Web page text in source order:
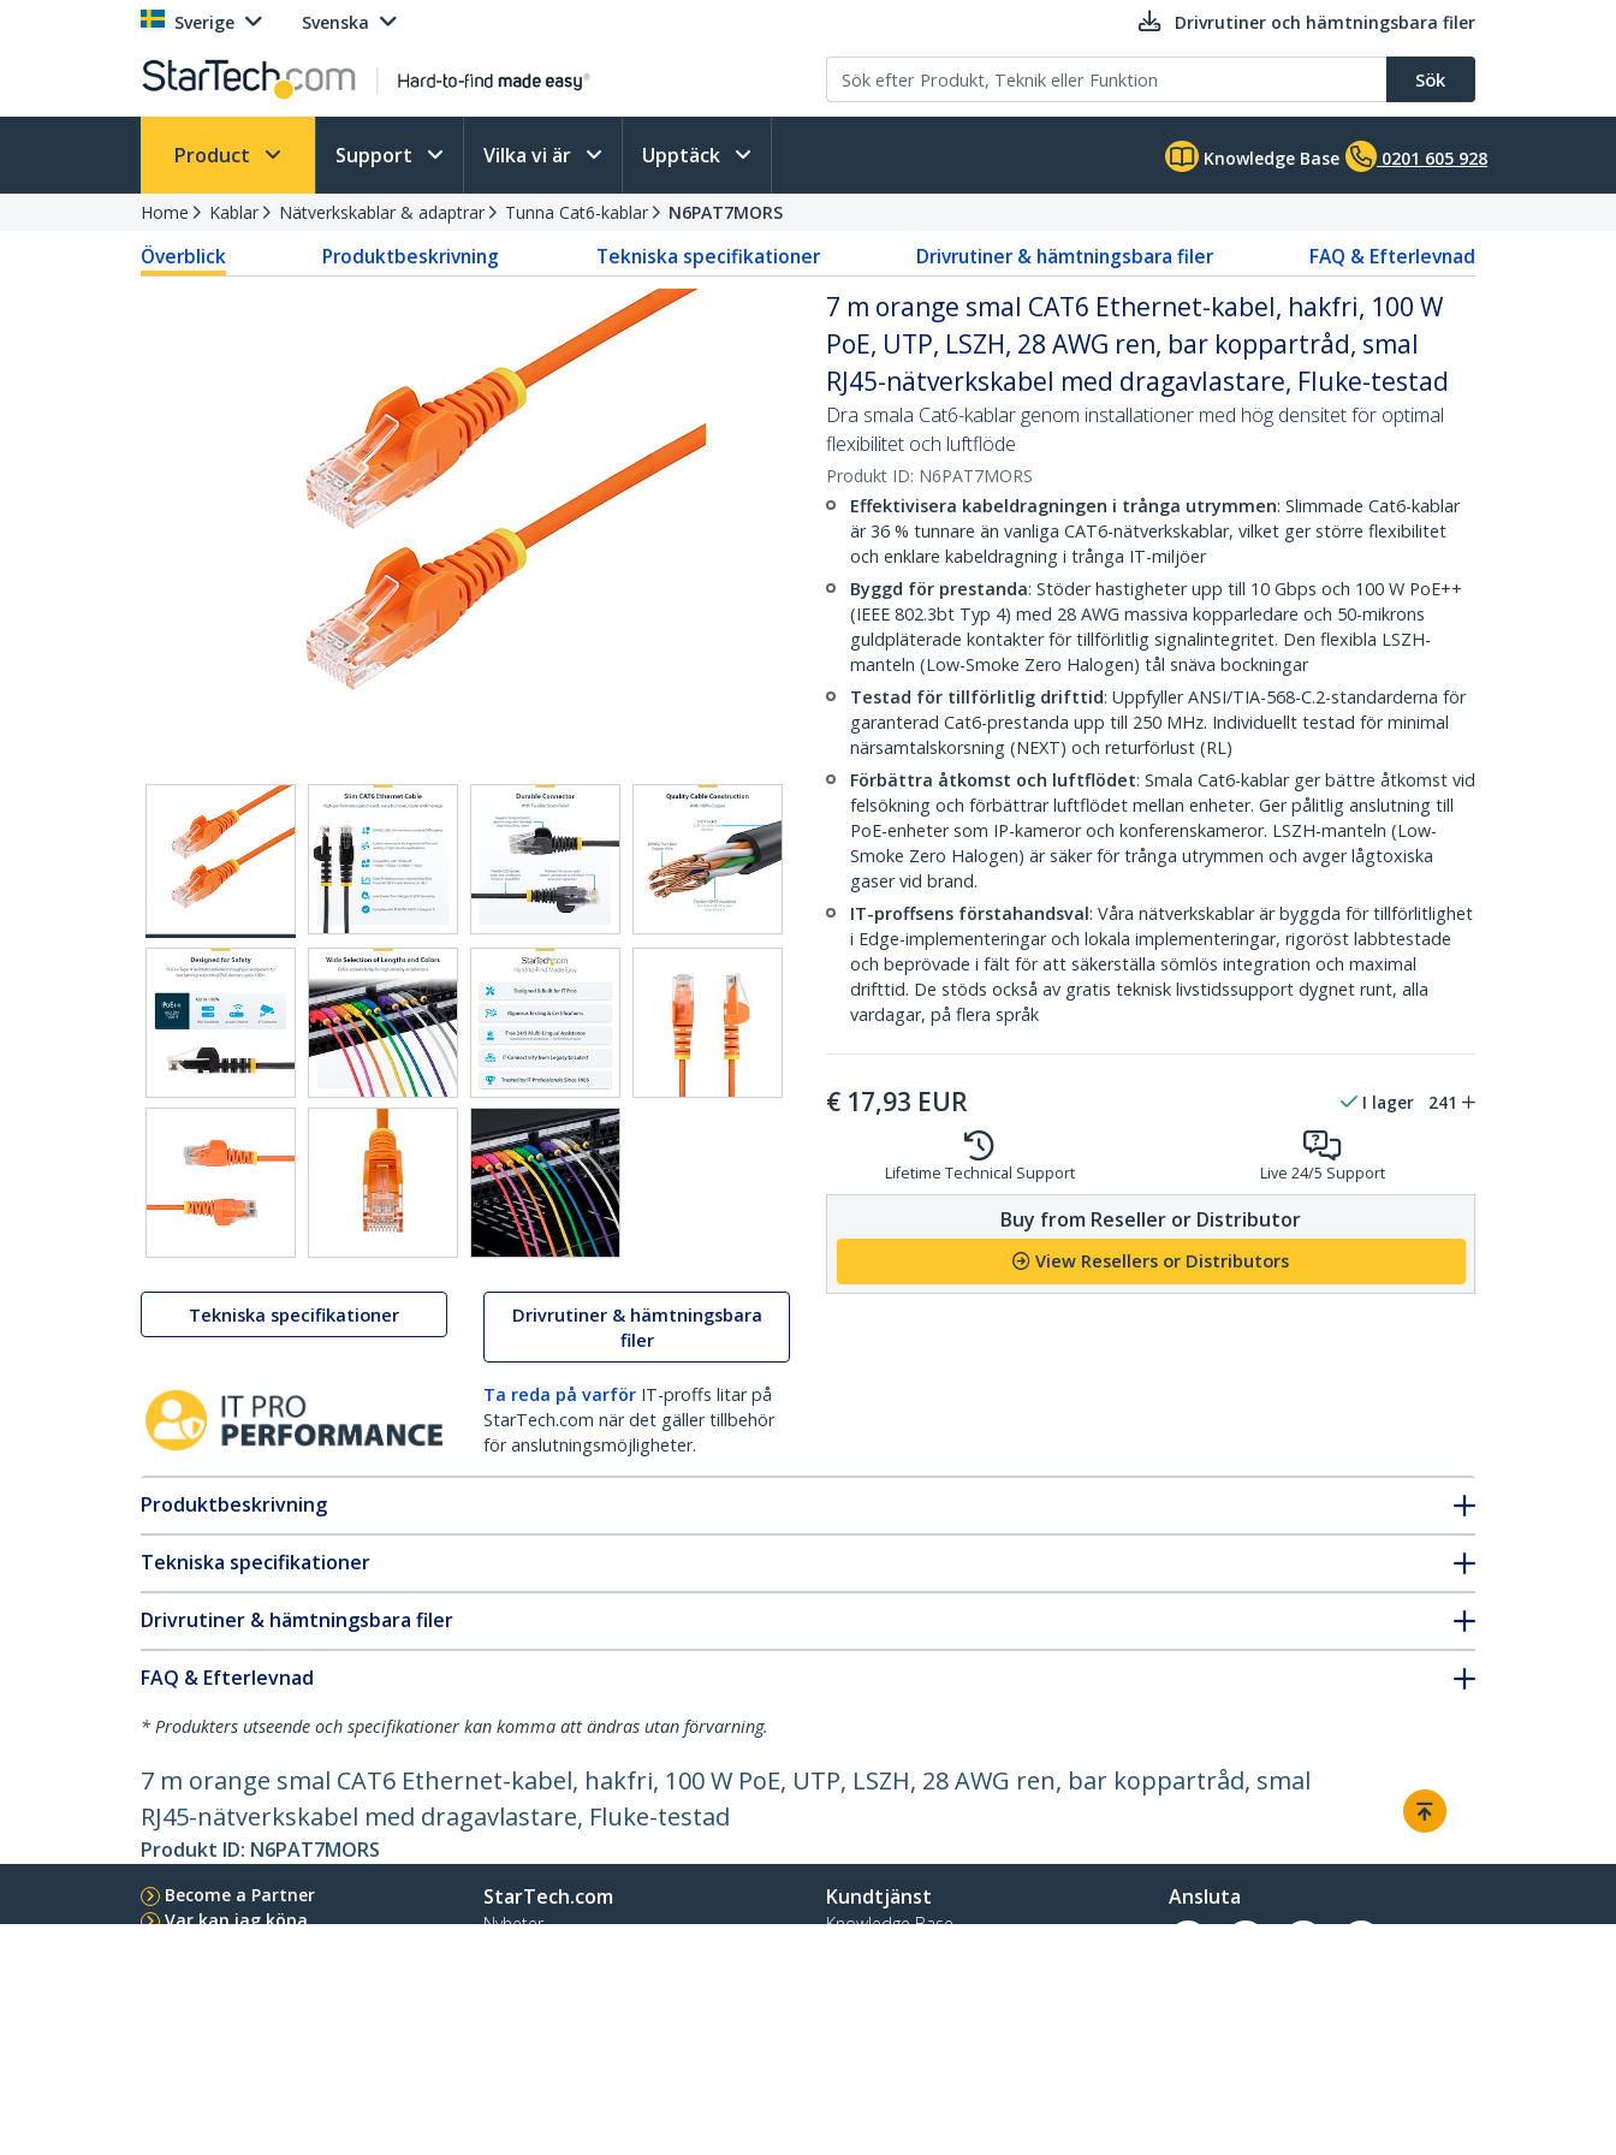
Sverige Svenska Drivrutiner och hämtningsbara filer
Sök
Product Support Vilka vi är Upptäck Knowledge Base 0201 605 928
Home Kablar Nätverkskablar & adaptrar Tunna Cat6-kablar N6PAT7MORS
Överblick Produktbeskrivning Tekniska specifikationer Drivrutiner & hämtningsbara filer FAQ & Efterlevnad
Tekniska specifikationer
Drivrutiner & hämtningsbara
filer
Ta reda på varför IT-proffs litar på
StarTech.com när det gäller tillbehör
för anslutningsmöjligheter.
7 m orange smal CAT6 Ethernet-kabel, hakfri, 100 W
PoE, UTP, LSZH, 28 AWG ren, bar koppartråd, smal
RJ45-nätverkskabel med dragavlastare, Fluke-testad
Dra smala Cat6-kablar genom installationer med hög densitet för optimal
flexibilitet och luftflöde
Produkt ID: N6PAT7MORS
Effektivisera kabeldragningen i trånga utrymmen: Slimmade Cat6-kablar
är 36 % tunnare än vanliga CAT6-nätverkskablar, vilket ger större flexibilitet
och enklare kabeldragning i trånga IT-miljöer
Byggd för prestanda: Stöder hastigheter upp till 10 Gbps och 100 W PoE++
(IEEE 802.3bt Typ 4) med 28 AWG massiva kopparledare och 50-mikrons
guldpläterade kontakter för tillförlitlig signalintegritet. Den flexibla LSZH-
manteln (Low-Smoke Zero Halogen) tål snäva bockningar
Testad för tillförlitlig drifttid: Uppfyller ANSI/TIA-568-C.2-standarderna för
garanterad Cat6-prestanda upp till 250 MHz. Individuellt testad för minimal
närsamtalskorsning (NEXT) och returförlust (RL)
Förbättra åtkomst och luftflödet: Smala Cat6-kablar ger bättre åtkomst vid
felsökning och förbättrar luftflödet mellan enheter. Ger pålitlig anslutning till
PoE-enheter som IP-kameror och konferenskameror. LSZH-manteln (Low-
Smoke Zero Halogen) är säker för trånga utrymmen och avger lågtoxiska
gaser vid brand.
IT-proffsens förstahandsval: Våra nätverkskablar är byggda för tillförlitlighet
i Edge-implementeringar och lokala implementeringar, rigoröst labbtestade
och beprövade i fält för att säkerställa sömlös integration och maximal
drifttid. De stöds också av gratis teknisk livstidssupport dygnet runt, alla
vardagar, på flera språk
€ 17,93 EUR I lager 241
Lifetime Technical Support Live 24/5 Support
Buy from Reseller or Distributor
View Resellers or Distributors
Produktbeskrivning
Tekniska specifikationer
Drivrutiner & hämtningsbara filer
FAQ & Efterlevnad
* Produkters utseende och specifikationer kan komma att ändras utan förvarning.
7 m orange smal CAT6 Ethernet-kabel, hakfri, 100 W PoE, UTP, LSZH, 28 AWG ren, bar koppartråd, smal
RJ45-nätverkskabel med dragavlastare, Fluke-testad
Produkt ID: N6PAT7MORS
Become a Partner
Var kan jag köpa
StarTech.com
Nyheter
Kundtjänst
Knowledge Base
Ansluta